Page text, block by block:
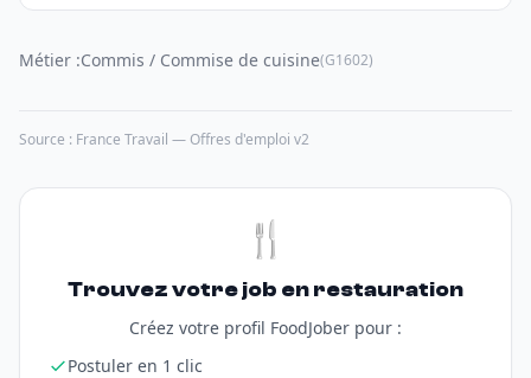
Métier :Commis / Commise de cuisine(G1602)
Source : France Travail — Offres d'emploi v2
🍴
Trouvez votre job en restauration
Créez votre profil FoodJober pour :
Postuler en 1 clic